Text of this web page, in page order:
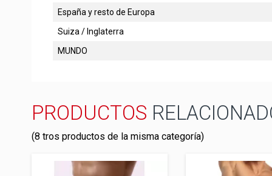
España y resto de Europa
Suiza / Inglaterra
MUNDO
PRODUCTOS
(8 tros productos de la misma categoría)